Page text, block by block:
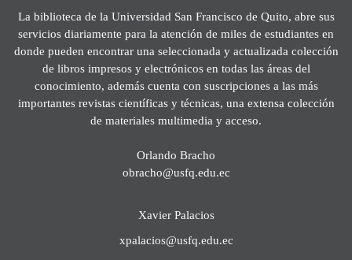
La biblioteca de la Universidad San Francisco de Quito, abre sus
servicios diariamente para la atención de miles de estudiantes en
donde pueden encontrar una seleccionada y actualizada colección
de libros impresos y electrónicos en todas las áreas del
conocimiento, además cuenta con suscripciones a las más
importantes revistas científicas y técnicas, una extensa colección
de materiales multimedia y acceso.
Orlando Bracho
obracho@usfq.edu.ec
Xavier Palacios
xpalacios@usfq.edu.ec